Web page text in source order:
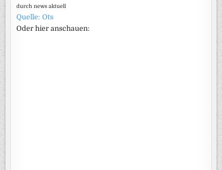
durch news aktuell
Quelle: Ots
Oder hier anschauen: